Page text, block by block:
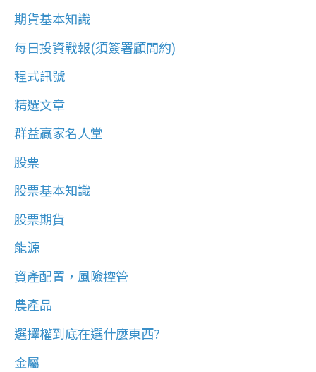
期貨基本知識
每日投資戰報(須簽署顧問約)
程式訊號
精選文章
群益贏家名人堂
股票
股票基本知識
股票期貨
能源
資產配置，風險控管
農產品
選擇權到底在選什麼東西?
金屬